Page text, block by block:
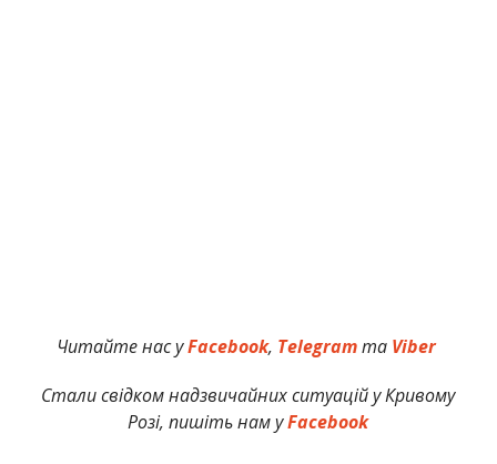
Читайте нас уFacebook, Telegramта Viber
Стали свідком надзвичайних ситуацій у Кривому
Розі, пишіть нам уFacebook